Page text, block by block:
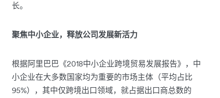
长。
聚焦中小企业，释放公司发展新活力
根据阿里巴巴《2018中小企业跨境贸易发展报告》，中
小企业在大多数国家均为重要的市场主体（平均占比
95%），其中仅跨境出口领域，就占据出口商总数的